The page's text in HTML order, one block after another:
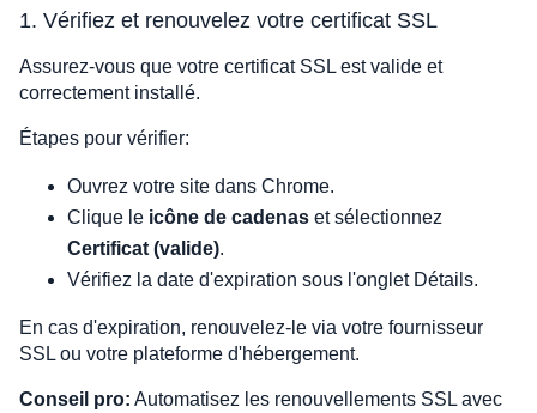
1. Vérifiez et renouvelez votre certificat SSL
Assurez-vous que votre certificat SSL est valide et
correctement installé.
Étapes pour vérifier:
Ouvrez votre site dans Chrome.
Clique le icône de cadenas et sélectionnez
Certificat (valide).
Vérifiez la date d'expiration sous l'onglet Détails.
En cas d'expiration, renouvelez-le via votre fournisseur
SSL ou votre plateforme d'hébergement.
Conseil pro: Automatisez les renouvellements SSL avec